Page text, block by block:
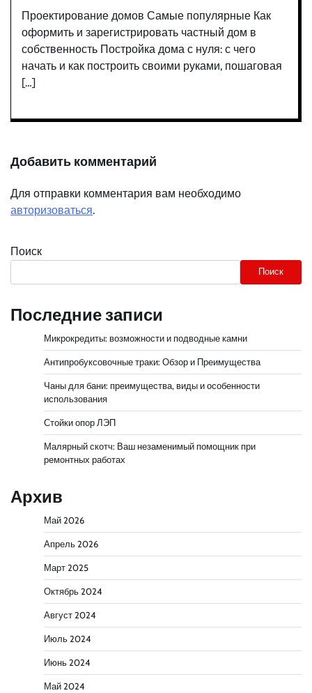
Проектирование домов Самые популярные Как
оформить и зарегистрировать частный дом в
собственность Постройка дома с нуля: с чего
начать и как построить своими руками, пошаговая
[…]
Добавить комментарий
Для отправки комментария вам необходимо
авторизоваться.
Поиск
Поиск
Последние записи
Микрокредиты: возможности и подводные камни
Антипробуксовочные траки: Обзор и Преимущества
Чаны для бани: преимущества, виды и особенности
использования
Стойки опор ЛЭП
Малярный скотч: Ваш незаменимый помощник при
ремонтных работах
Архив
Май 2026
Апрель 2026
Март 2025
Октябрь 2024
Август 2024
Июль 2024
Июнь 2024
Май 2024